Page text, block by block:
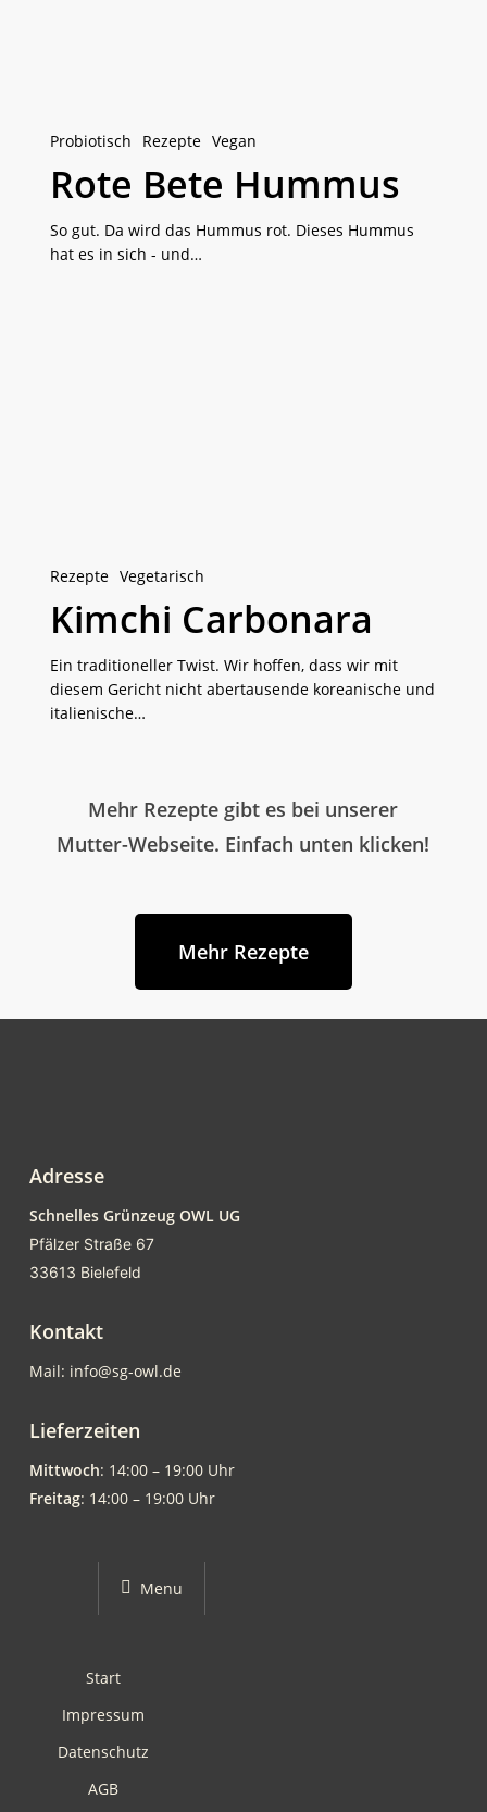
Probiotisch Rezepte Vegan
Rote Bete Hummus
So gut. Da wird das Hummus rot. Dieses Hummus
hat es in sich - und…
Rezepte Vegetarisch
Kimchi Carbonara
Ein traditioneller Twist. Wir hoffen, dass wir mit
diesem Gericht nicht abertausende koreanische und
italienische…
Mehr Rezepte gibt es bei unserer
Mutter-Webseite. Einfach unten klicken!
Mehr Rezepte
Adresse
Schnelles Grünzeug OWL UG
Pfälzer Straße 67
33613 Bielefeld
Kontakt
Mail: info@sg-owl.de
Lieferzeiten
Mittwoch: 14:00 – 19:00 Uhr
Freitag: 14:00 – 19:00 Uhr
Menu
Start
Impressum
Datenschutz
AGB